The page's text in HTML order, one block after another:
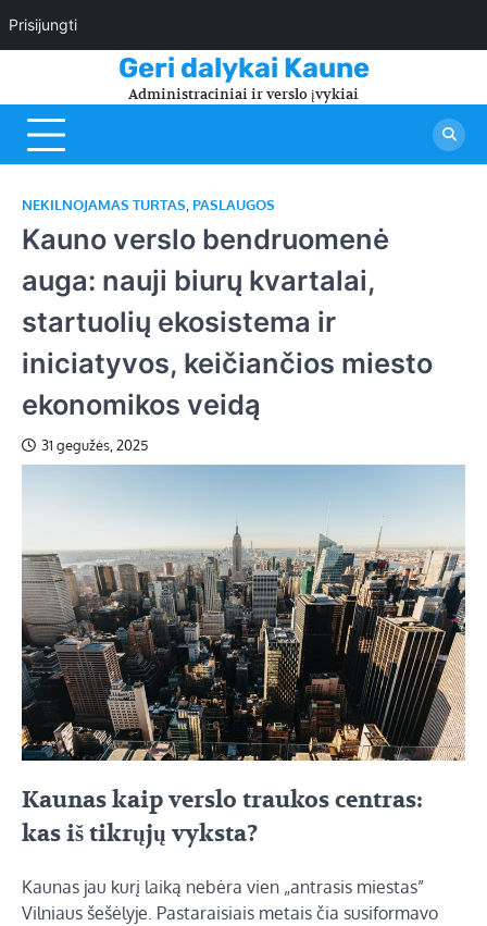
Prisijungti
content
Geri dalykai Kaune
Administraciniai ir verslo įvykiai
NEKILNOJAMAS TURTAS PASLAUGOS
Kauno verslo bendruomenė
auga: nauji biurų kvartalai,
startuolių ekosistema ir
iniciatyvos, keičiančios miesto
ekonomikos veidą
31 gegužės, 2025
Kaunas kaip verslo traukos centras:
kas iš tikrųjų vyksta?
Kaunas jau kurį laiką nebėra vien „antrasis miestas”
Vilniaus šešėlyje. Pastaraisiais metais čia susiformavo